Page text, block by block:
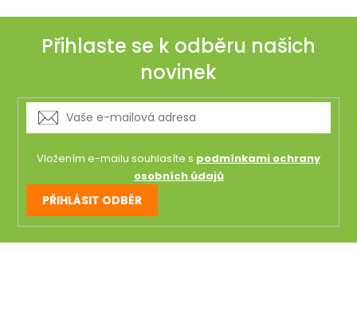
Přihlaste se k odběru našich
novinek
Vložením e-mailu souhlasíte s podmínkami ochrany
osobních údajů
PŘIHLÁSIT ODBĚR